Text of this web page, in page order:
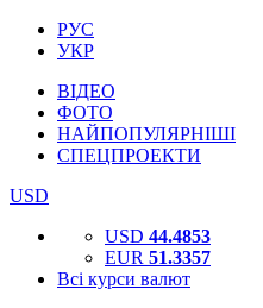
РУС
УКР
ВІДЕО
ФОТО
НАЙПОПУЛЯРНІШІ
СПЕЦПРОЕКТИ
USD
USD 44.4853
EUR 51.3357
Всі курси валют